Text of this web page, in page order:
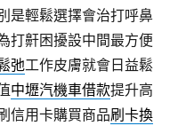
是輕鬆選擇會治打呼鼻
打鼾困擾設中間最方便
弛工作皮膚就會日益鬆
中壢汽機車借款提升高
信用卡購買商品刷卡換